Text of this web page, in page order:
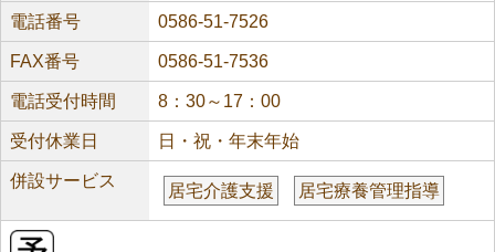
電話番号 0586-51-7526
FAX番号 0586-51-7536
電話受付時間 8：30～17：00
受付休業日 日・祝・年末年始
併設サービス
居宅介護支援 居宅療養管理指導